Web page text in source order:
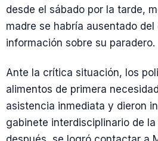
desde el sábado por la tarde,
madre se habría ausentado
información sobre su paradero.
Ante la crítica situación, los
alimentos de primera
asistencia inmediata y dieron
gabinete interdisciplinario de